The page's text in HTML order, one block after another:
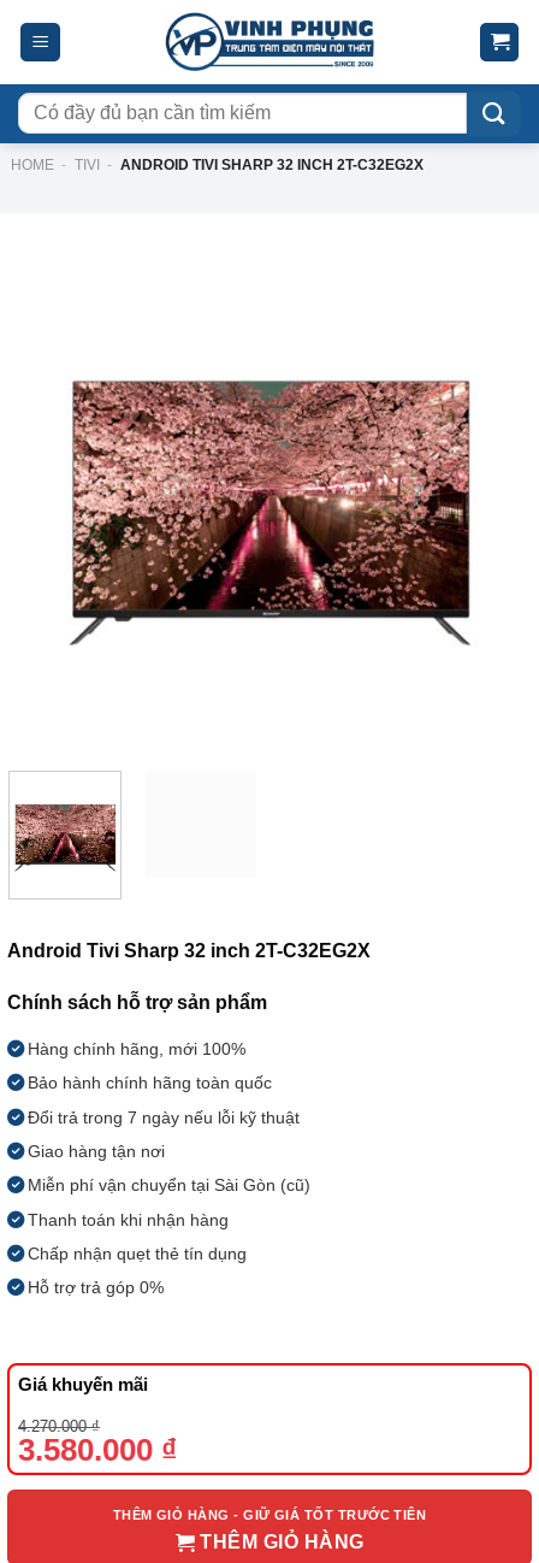
Tìm
kiếm:
HOME - TIVI - ANDROID TIVI SHARP 32 INCH 2T-C32EG2X
Android Tivi Sharp 32 inch 2T-C32EG2X
Chính sách hỗ trợ sản phẩm
Hàng chính hãng, mới 100%
Bảo hành chính hãng toàn quốc
Đổi trả trong 7 ngày nếu lỗi kỹ thuật
Giao hàng tận nơi
Miễn phí vận chuyển tại Sài Gòn (cũ)
Thanh toán khi nhận hàng
Chấp nhận quẹt thẻ tín dụng
Hỗ trợ trả góp 0%
Giá khuyến mãi
4.270.000₫
Giá
gốc
là:
3.580.000 ₫
Giá
hiện
tại
THÊM GIỎ HÀNG - GIỮ GIÁ TỐT TRƯỚC TIÊN
THÊM GIỎ HÀNG